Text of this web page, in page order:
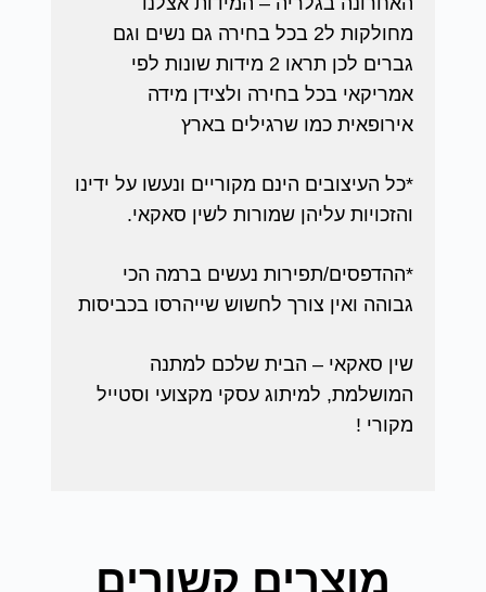
מחולקות ל2 בכל בחירה גם נשים וגם
גברים לכן תראו 2 מידות שונות לפי
אמריקאי בכל בחירה ולצידן מידה
אירופאית כמו שרגילים בארץ
*כל העיצובים הינם מקוריים ונעשו על ידינו
והזכויות עליהן שמורות לשין סאקאי.
*ההדפסים/תפירות נעשים ברמה הכי
גבוהה ואין צורך לחשוש שייהרסו בכביסות
שין סאקאי – הבית שלכם למתנה
המושלמת, למיתוג עסקי מקצועי וסטייל
מקורי !
מוצרים קשורים